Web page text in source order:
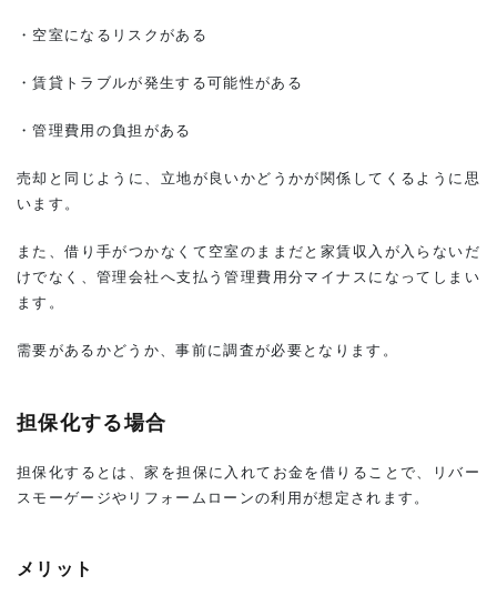
・空室になるリスクがある
・賃貸トラブルが発生する可能性がある
・管理費用の負担がある
売却と同じように、立地が良いかどうかが関係してくるように思
います。
また、借り手がつかなくて空室のままだと家賃収入が入らないだ
けでなく、管理会社へ支払う管理費用分マイナスになってしまい
ます。
需要があるかどうか、事前に調査が必要となります。
担保化する場合
担保化するとは、家を担保に入れてお金を借りることで、リバー
スモーゲージやリフォームローンの利用が想定されます。
メリット